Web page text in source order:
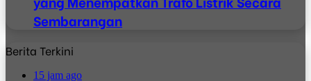
Sembarangan
Berita Terkini
15 jam ago